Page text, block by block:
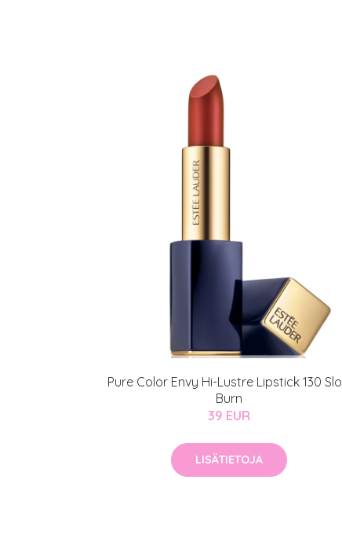
Pure Color Envy Hi-Lustre Lipstick 130
Burn
39 EUR
LISÄTIETOJA
IdealofMeD
Varaa